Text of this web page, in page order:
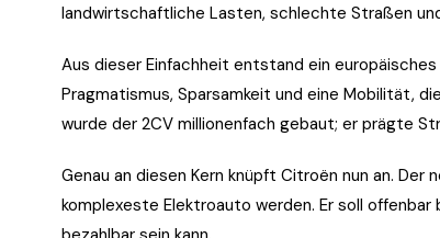
landwirtschaftliche Lasten, schlechte Straßen
Aus dieser Einfachheit entstand ein
Pragmatismus, Sparsamkeit und eine Mobilität,
wurde der 2CV millionenfach gebaut; er prägte
Genau an diesen Kern knüpft Citroën nun an.
komplexeste Elektroauto werden. Er soll